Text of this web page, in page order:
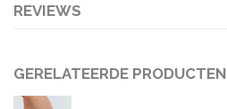
REVIEWS
GERELATEERDE PRODUCTEN